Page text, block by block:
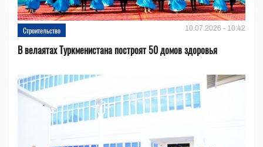
Строительство 10.07.2026 - 10:42
В велаятах Туркменистана построят 50 домов здоровья